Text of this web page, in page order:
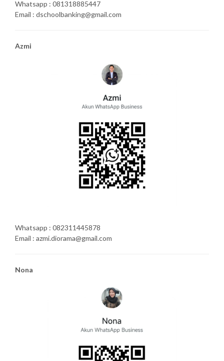
Whatsapp : 081318885447
Email : dschoolbanking@gmail.com
Azmi
Whatsapp : 082311445878
Email : azmi.diorama@gmail.com
Nona